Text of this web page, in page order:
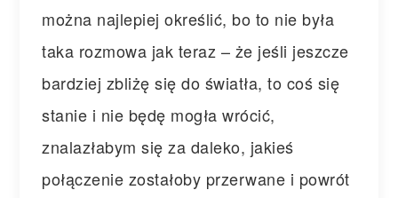
można najlepiej określić, bo to nie była
taka rozmowa jak teraz – że jeśli jeszcze
bardziej zbliżę się do światła, to coś się
stanie i nie będę mogła wrócić,
znalazłabym się za daleko, jakieś
połączenie zostałoby przerwane i powrót